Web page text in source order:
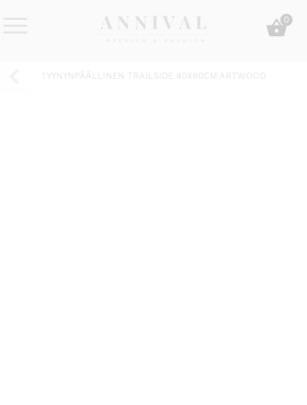
&
0
TYYNYNPÄÄLLINEN TRAILSIDE 40X60CM ARTWOOD